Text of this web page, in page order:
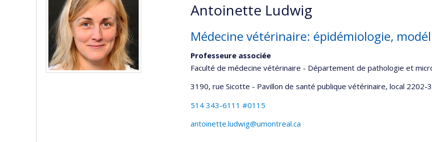
Antoinette Ludwig
Médecine vétérinaire: épidémiologie,
Professeure associée
Faculté de médecine vétérinaire - Département de pathologie et
3190, rue Sicotte - Pavillon de santé publique vétérinaire, local 2202-
514 343-6111 #0115
antoinette.ludwig@umontreal.ca